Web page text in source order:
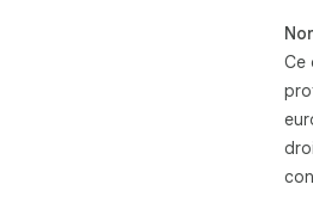
Ce